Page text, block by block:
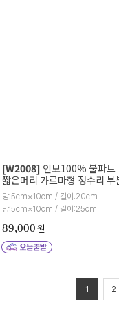
[W2008] 인모100% 불파트
짧은머리 가르마형 정수리 부
망:5cm×10cm / 길이:20cm
망:5cm×10cm / 길이:25cm
89,000원
1 2